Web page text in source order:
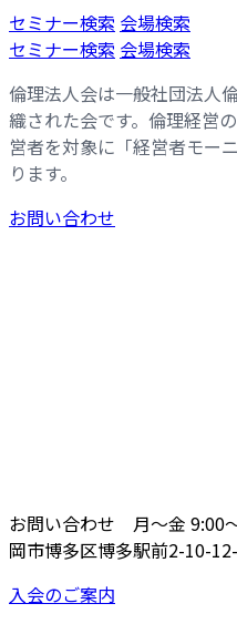
コ
ン
ン
ツ
へ
ス
キ
ッ
ナ
ビ
ー
シ
ョ
ン
に
移
セミナー検索 会場検索
セミナー検索 会場検索
倫理法人会は一般社団法人
織された会です。倫理経営
営者を対象に「経営者モー
ります。
お問い合わせ
お問い合わせ 月〜金 9:00
岡市博多区博多駅前2-10-
入会のご案内